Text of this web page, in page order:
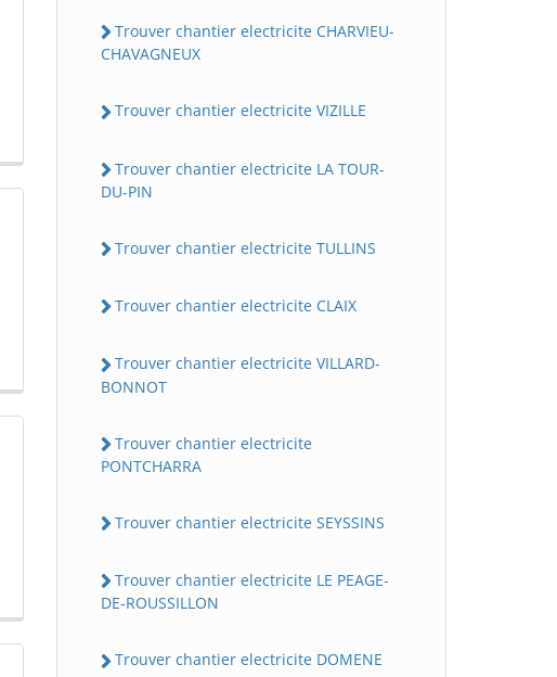
Trouver chantier electricite CHARVIEU-
CHAVAGNEUX
Trouver chantier electricite VIZILLE
Trouver chantier electricite LA TOUR-
DU-PIN
Trouver chantier electricite TULLINS
Trouver chantier electricite CLAIX
Trouver chantier electricite VILLARD-
BONNOT
Trouver chantier electricite
PONTCHARRA
Trouver chantier electricite SEYSSINS
Trouver chantier electricite LE PEAGE-
DE-ROUSSILLON
Trouver chantier electricite DOMENE